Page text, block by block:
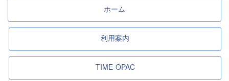
ホーム
利用案内
TIME-OPAC